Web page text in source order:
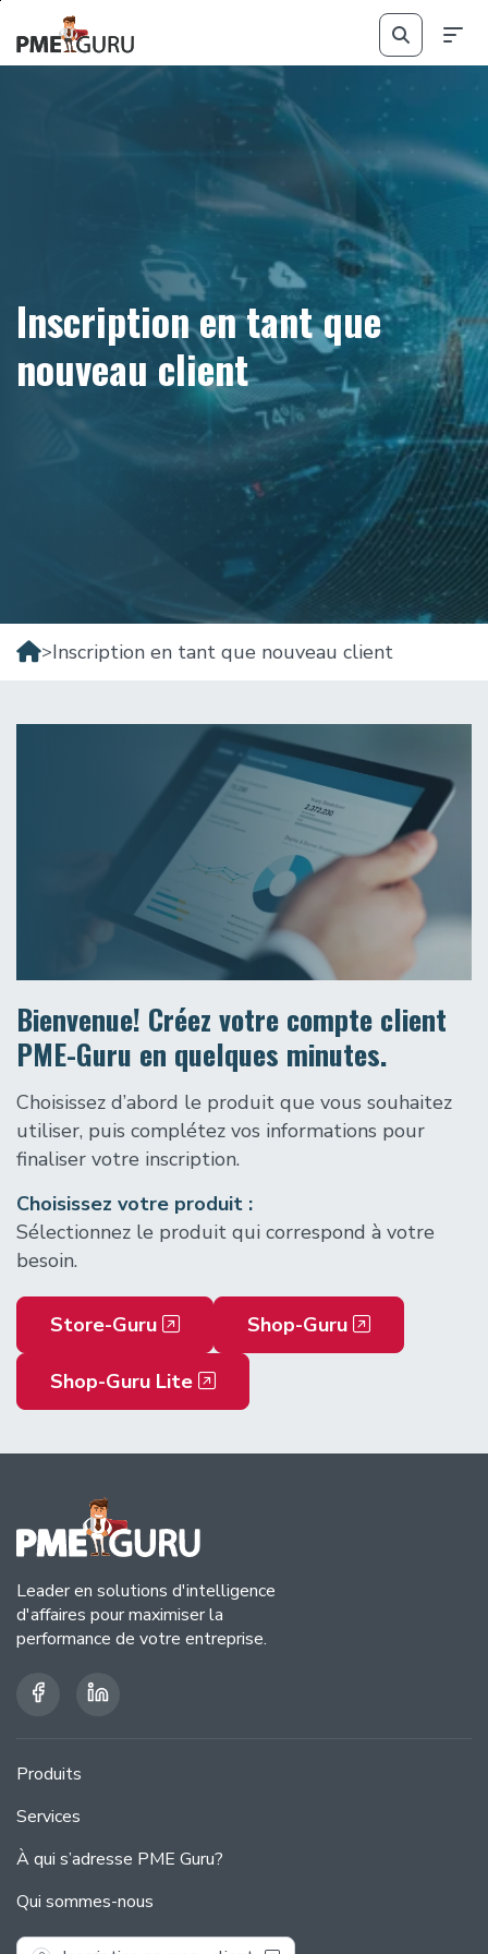
au
contenu
au
pied
Inscription en tant que
nouveau client
>Inscription en tant que nouveau client
Bienvenue! Créez votre compte client
PME-Guru en quelques minutes.
Choisissez d’abord le produit que vous souhaitez
utiliser, puis complétez vos informations pour
finaliser votre inscription.
Choisissez votre produit :
Sélectionnez le produit qui correspond à votre
besoin.
Store-Guru(opens in a new tab)
Shop-Guru(opens in a
Shop-Guru Lite(opens in a new tab)
Leader en solutions d'intelligence
d'affaires pour maximiser la
performance de votre entreprise.
Produits
Services
À qui s’adresse PME Guru?
Qui sommes-nous
(opens in a new tab)
(opens in a new tab)